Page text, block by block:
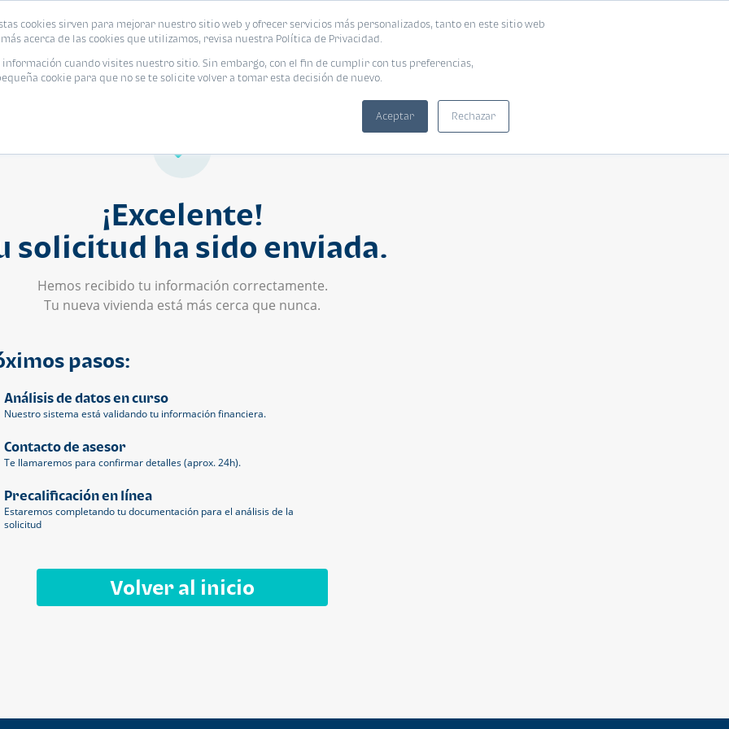
cookies sirven para mejorar nuestro sitio web y ofrecer servicios más personalizados, tanto en este sitio web
acerca de las cookies que utilizamos, revisa nuestra Política de Privacidad.
cuando visites nuestro sitio. Sin embargo, con el fin de cumplir con tus preferencias,
cookie para que no se te solicite volver a tomar esta decisión de nuevo.
Aceptar Rechazar
Eventos Promociones Blog Encuentra tu vivienda ideal
¡Excelente!
solicitud ha sido enviada.
Hemos recibido tu información correctamente.
Tu nueva vivienda está más cerca que nunca.
pasos:
Análisis de datos en curso
Nuestro sistema está validando tu información financiera.
Contacto de asesor
Te llamaremos para confirmar detalles (aprox. 24h).
Precalificación en línea
Estaremos completando tu documentación para el análisis de la
solicitud
Volver al inicio